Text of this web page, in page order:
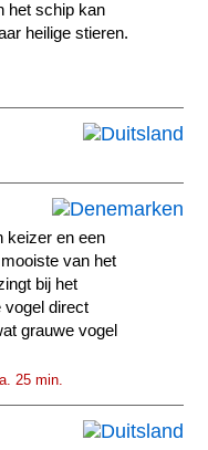
het schip kan
heilige stieren.
keizer en een
van het
bij het
vogel direct
grauwe vogel
25 min.